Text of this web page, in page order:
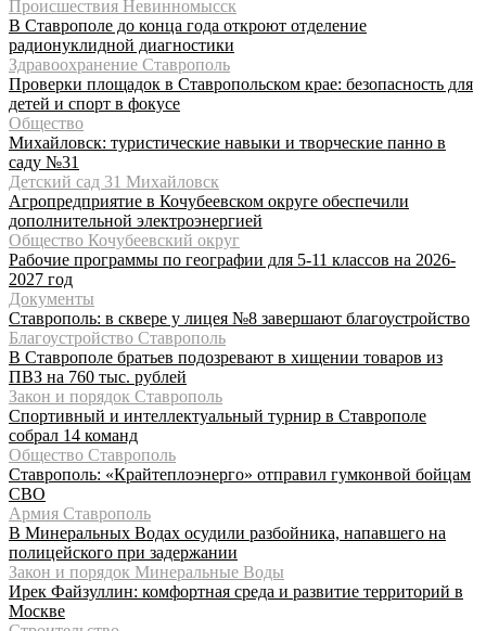
Происшествия Невинномысск
В Ставрополе до конца года откроют отделение
радионуклидной диагностики
Здравоохранение Ставрополь
Проверки площадок в Ставропольском крае: безопасность для
детей и спорт в фокусе
Общество
Михайловск: туристические навыки и творческие панно в
саду №31
Детский сад 31 Михайловск
Агропредприятие в Кочубеевском округе обеспечили
дополнительной электроэнергией
Общество Кочубеевский округ
Рабочие программы по географии для 5-11 классов на 2026-
2027 год
Документы
Ставрополь: в сквере у лицея №8 завершают благоустройство
Благоустройство Ставрополь
В Ставрополе братьев подозревают в хищении товаров из
ПВЗ на 760 тыс. рублей
Закон и порядок Ставрополь
Спортивный и интеллектуальный турнир в Ставрополе
собрал 14 команд
Общество Ставрополь
Ставрополь: «Крайтеплоэнерго» отправил гумконвой бойцам
СВО
Армия Ставрополь
В Минеральных Водах осудили разбойника, напавшего на
полицейского при задержании
Закон и порядок Минеральные Воды
Ирек Файзуллин: комфортная среда и развитие территорий в
Москве